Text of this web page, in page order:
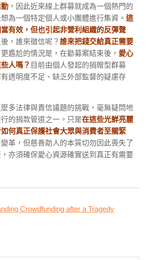
，因此近來線上群募就成為一個熱門的
為一個特定個人或小團體進行集資。 這
有效，但也引起非營利組織的反彈聲
，誰來徵信呢？ 誰來把錢交給真正需要
更尷尬的情況是，在勸募案結束後， 愛心
人嗎？ 目前由個人發起的捐贈型群募
透明度不足、缺乏外部監督的疑慮存
多法律與責信議題的挑戰，毫無疑問地
的捐款管道之一。只是在這些光鮮亮麗
何真正保護社會大眾與消費者至關緊
革，但慈善助人的本質切勿因此喪失了
亦須確保愛心資源確實送到真正有需要
Crowdfunding after a Tragedy